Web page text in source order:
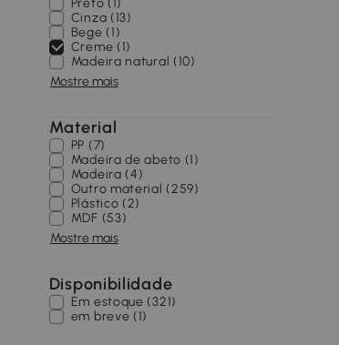
Preto (1)
Cinza (13)
Bege (1)
Creme (1)
Madeira natural (10)
Mostre mais
Material
PP (7)
Madeira de abeto (1)
Madeira (4)
Outro material (259)
Plástico (2)
MDF (53)
Mostre mais
Disponibilidade
Em estoque (321)
em breve (1)